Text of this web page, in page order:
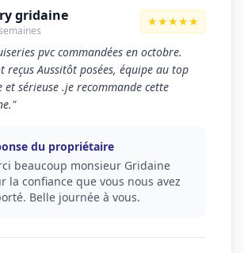
gridaine ★★★★★
pvc commandées en octobre.
reçus Aussitôt posées, équipe au top
et sérieuse .je recommande cette
du propriétaire
beaucoup monsieur Gridaine
la confiance que vous nous avez
Belle journée à vous.